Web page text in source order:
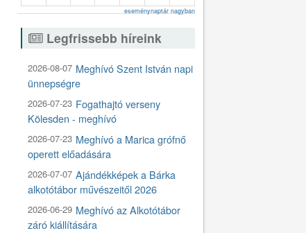
eseménynaptár nagyban
Legfrissebb híreink
2026-08-07 Meghívó Szent István napi
ünnepségre
2026-07-23 Fogathajtó verseny
Kölesden - meghívó
2026-07-23 Meghívó a Marica grófnő
operett előadására
2026-07-07 Ajándékképek a Bárka
alkotótábor művészeitől 2026
2026-06-29 Meghívó az Alkotótábor
záró kiállítására